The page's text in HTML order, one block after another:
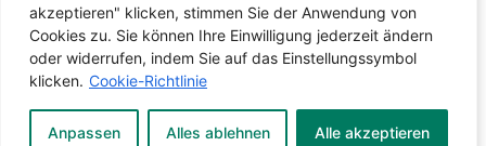
akzeptieren" klicken, stimmen Sie der Anwendung von
Cookies zu. Sie können Ihre Einwilligung jederzeit ändern
oder widerrufen, indem Sie auf das Einstellungssymbol
klicken. Cookie-Richtlinie
Anpassen Alles ablehnen Alle akzeptieren